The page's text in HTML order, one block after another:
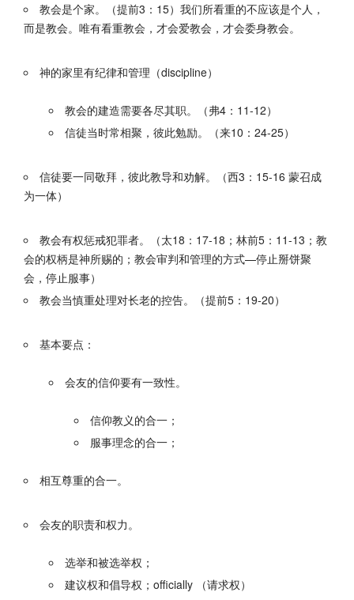
教会是个家。（提前3：15）我们所看重的不应该是个人，
而是教会。唯有看重教会，才会爱教会，才会委身教会。
神的家里有纪律和管理（discipline）
教会的建造需要各尽其职。（弗4：11-12）
信徒当时常相聚，彼此勉励。（来10：24-25）
信徒要一同敬拜，彼此教导和劝解。（西3：15-16 蒙召成
为一体）
教会有权惩戒犯罪者。（太18：17-18；林前5：11-13；教
会的权柄是神所赐的；教会审判和管理的方式—停止掰饼聚
会，停止服事）
教会当慎重处理对长老的控告。（提前5：19-20）
基本要点：
会友的信仰要有一致性。
信仰教义的合一；
服事理念的合一；
相互尊重的合一。
会友的职责和权力。
选举和被选举权；
建议权和倡导权；officially （请求权）